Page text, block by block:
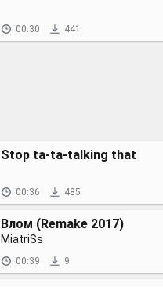
00:30 441
Stop ta-ta-talking that
00:36 485
Влом (Remake 2017)
MiatriSs
00:39 9